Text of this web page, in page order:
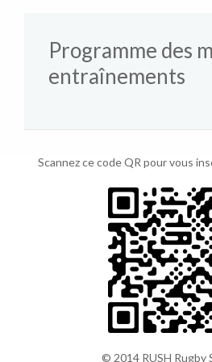
Programme des
entraînements
Scannez ce code QR pour vous
© 2014 RUSH Rugby